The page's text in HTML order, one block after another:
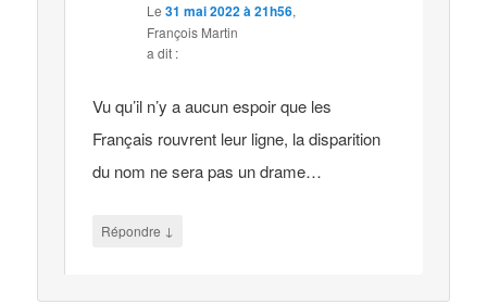
Le 31 mai 2022 à 21h56,
François Martin
a dit :
Vu qu’il n’y a aucun espoir que les
Français rouvrent leur ligne, la disparition
du nom ne sera pas un drame…
Répondre ↓